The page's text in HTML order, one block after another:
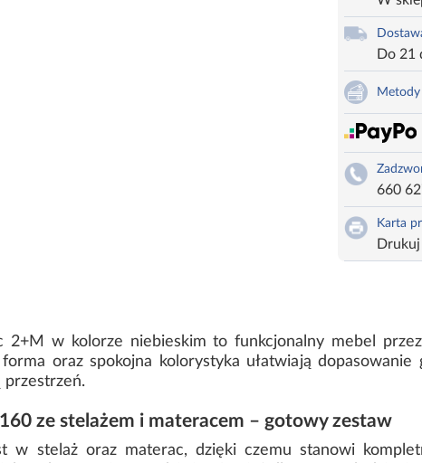
Do 21
Metody
660
Karta
Drukuj
2+M w kolorze niebieskim to funkcjonalny mebel
oraz spokojna kolorystyka ułatwiają
przestrzeń.
ze stelażem i materacem – gotowy zestaw
w stelaż oraz materac, dzięki czemu stanowi